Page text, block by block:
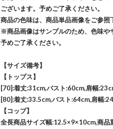
ございます。予めご了承ください。
商品の色味は、商品単品画像をご参照
※商品画像はサンプルのため、色味や
予めご了承ください。
【サイズ備考】
【トップス】
[70]:着丈:31cm,バスト:60cm,肩幅
[80]:着丈:33.5cm,バスト:64cm,肩幅
【コップ】
全長商品サイズ幅:12.5×9×10cm,商